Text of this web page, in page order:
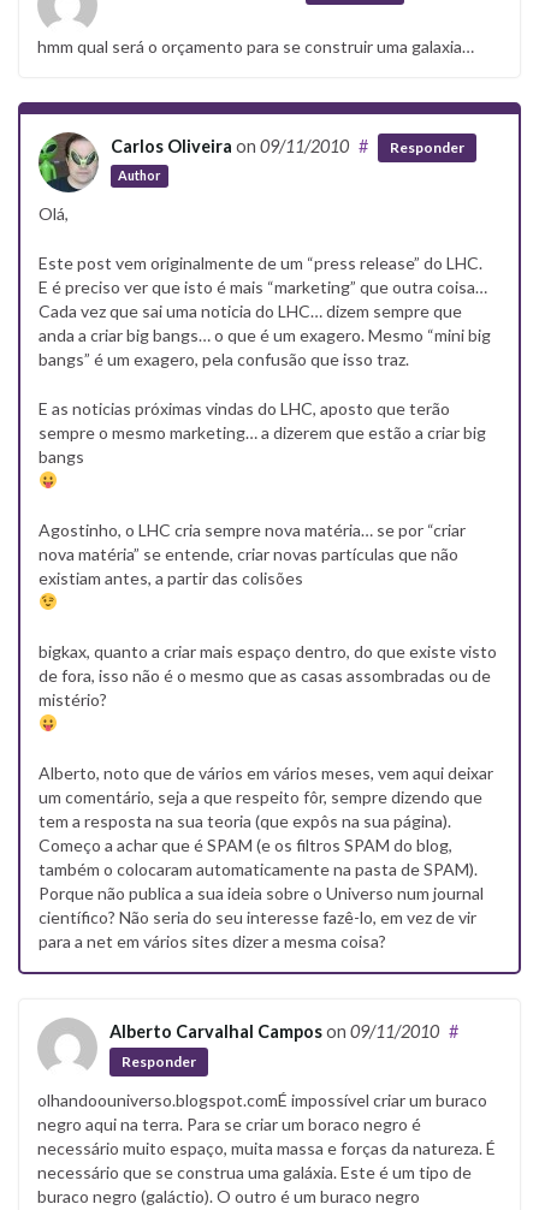
hmm qual será o orçamento para se construir uma galaxia…
Carlos Oliveira on 09/11/2010
Author
# Responder
Olá,
Este post vem originalmente de um “press release” do LHC.
E é preciso ver que isto é mais “marketing” que outra coisa…
Cada vez que sai uma noticia do LHC… dizem sempre que
anda a criar big bangs… o que é um exagero. Mesmo “mini big
bangs” é um exagero, pela confusão que isso traz.
E as noticias próximas vindas do LHC, aposto que terão
sempre o mesmo marketing… a dizerem que estão a criar big
bangs
Agostinho, o LHC cria sempre nova matéria… se por “criar
nova matéria” se entende, criar novas partículas que não
existiam antes, a partir das colisões
bigkax, quanto a criar mais espaço dentro, do que existe visto
de fora, isso não é o mesmo que as casas assombradas ou de
mistério?
Alberto, noto que de vários em vários meses, vem aqui deixar
um comentário, seja a que respeito fôr, sempre dizendo que
tem a resposta na sua teoria (que expôs na sua página).
Começo a achar que é SPAM (e os filtros SPAM do blog,
também o colocaram automaticamente na pasta de SPAM).
Porque não publica a sua ideia sobre o Universo num journal
científico? Não seria do seu interesse fazê-lo, em vez de vir
para a net em vários sites dizer a mesma coisa?
Alberto Carvalhal Camposon 09/11/2010 #
Responder
olhandoouniverso.blogspot.comÉ impossível criar um buraco
negro aqui na terra. Para se criar um boraco negro é
necessário muito espaço, muita massa e forças da natureza. É
necessário que se construa uma galáxia. Este é um tipo de
buraco negro (galáctio). O outro é um buraco negro